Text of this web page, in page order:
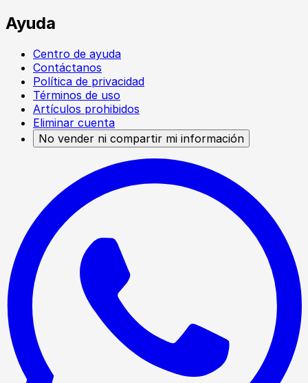
Ayuda
Centro de ayuda
Contáctanos
Política de privacidad
Términos de uso
Artículos prohibidos
Eliminar cuenta
No vender ni compartir mi información